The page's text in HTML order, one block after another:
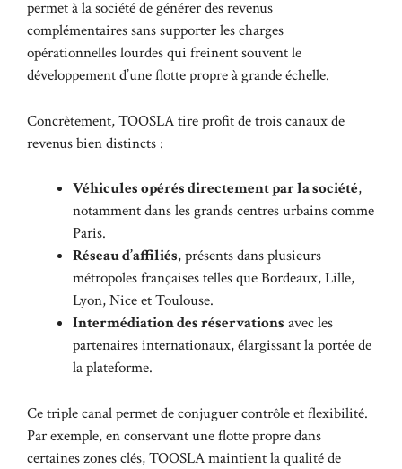
permet à la société de générer des revenus
complémentaires sans supporter les charges
opérationnelles lourdes qui freinent souvent le
développement d’une flotte propre à grande échelle.
Concrètement, TOOSLA tire profit de trois canaux de
revenus bien distincts :
Véhicules opérés directement par la société,
notamment dans les grands centres urbains comme
Paris.
Réseau d’affiliés, présents dans plusieurs
métropoles françaises telles que Bordeaux, Lille,
Lyon, Nice et Toulouse.
Intermédiation des réservations avec les
partenaires internationaux, élargissant la portée de
la plateforme.
Ce triple canal permet de conjuguer contrôle et flexibilité.
Par exemple, en conservant une flotte propre dans
certaines zones clés, TOOSLA maintient la qualité de